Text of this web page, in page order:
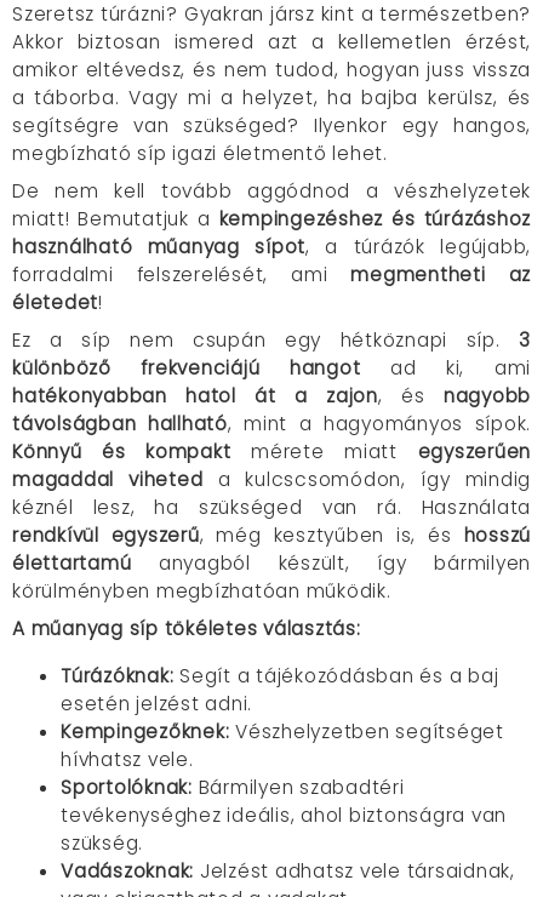
Szeretsz túrázni? Gyakran jársz kint a természetben?
Akkor biztosan ismered azt a kellemetlen érzést,
amikor eltévedsz, és nem tudod, hogyan juss vissza
a táborba. Vagy mi a helyzet, ha bajba kerülsz, és
segítségre van szükséged? Ilyenkor egy hangos,
megbízható síp igazi életmentő lehet.
De nem kell tovább aggódnod a vészhelyzetek
miatt! Bemutatjuk a kempingezéshez és túrázáshoz
használható műanyag sípot, a túrázók legújabb,
forradalmi felszerelését, amimegmentheti az
életedet!
Ez a síp nem csupán egy hétköznapi síp.3
különböző frekvenciájú hangot ad ki, ami
hatékonyabban hatol át a zajon, és nagyobb
távolságban hallható, mint a hagyományos sípok.
Könnyű és kompakt mérete miatt egyszerűen
magaddal viheted a kulcscsomódon, így mindig
kéznél lesz, ha szükséged van rá. Használata
rendkívül egyszerű, még kesztyűben is, és hosszú
élettartamú anyagból készült, így bármilyen
körülményben megbízhatóan működik.
A műanyag síp tökéletes választás:
Túrázóknak: Segít a tájékozódásban és a baj
esetén jelzést adni.
Kempingezőknek: Vészhelyzetben segítséget
hívhatsz vele.
Sportolóknak: Bármilyen szabadtéri
tevékenységhez ideális, ahol biztonságra van
szükség.
Vadászoknak: Jelzést adhatsz vele társaidnak,